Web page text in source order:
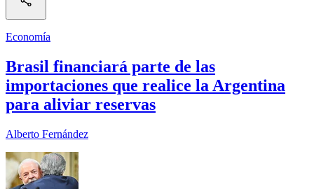
Economía
Brasil financiará parte de las
importaciones que realice la Argentina
para aliviar reservas
Alberto Fernández